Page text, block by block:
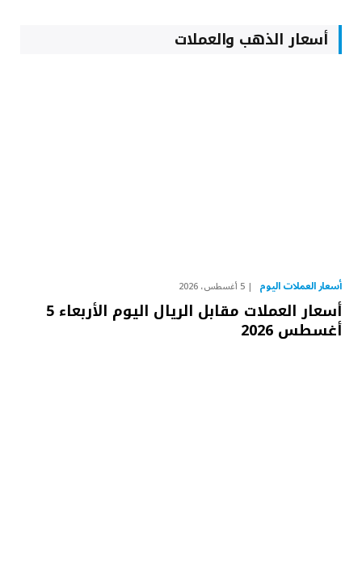
أسعار الذهب والعملات
أسعار العملات اليوم 5 أغسطس، 2026
أسعار العملات مقابل الريال اليوم الأربعاء 5
أغسطس 2026